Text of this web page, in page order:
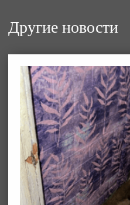
Другие новости